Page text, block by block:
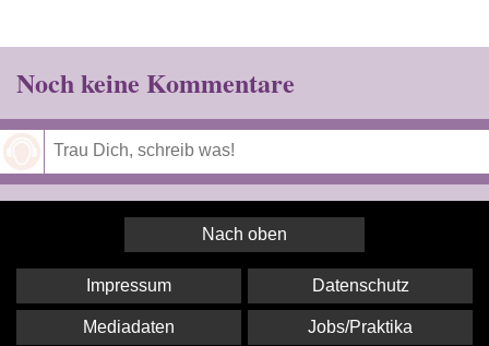
Noch keine Kommentare
Nach oben
Impressum Datenschutz
Mediadaten Jobs/Praktika